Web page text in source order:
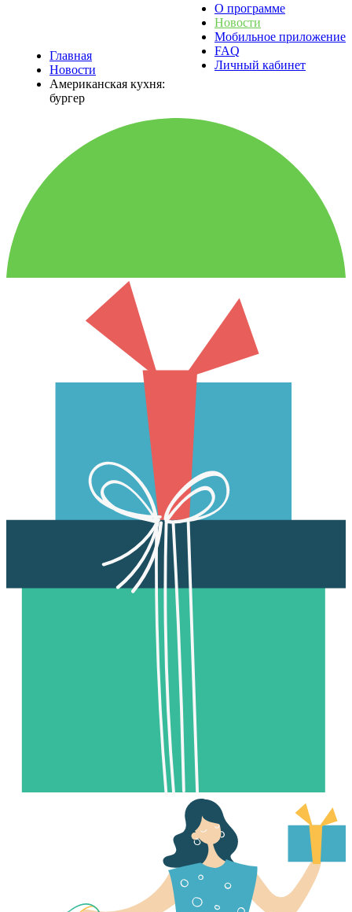
О программе
Новости
Мобильное приложение
FAQ
Личный кабинет
Главная
Новости
Американская кухня:
бургер